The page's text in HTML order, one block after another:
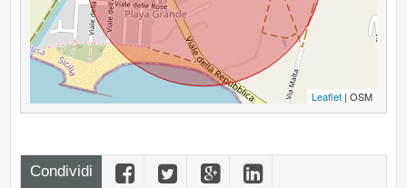
Leaflet| OSM
Condividi